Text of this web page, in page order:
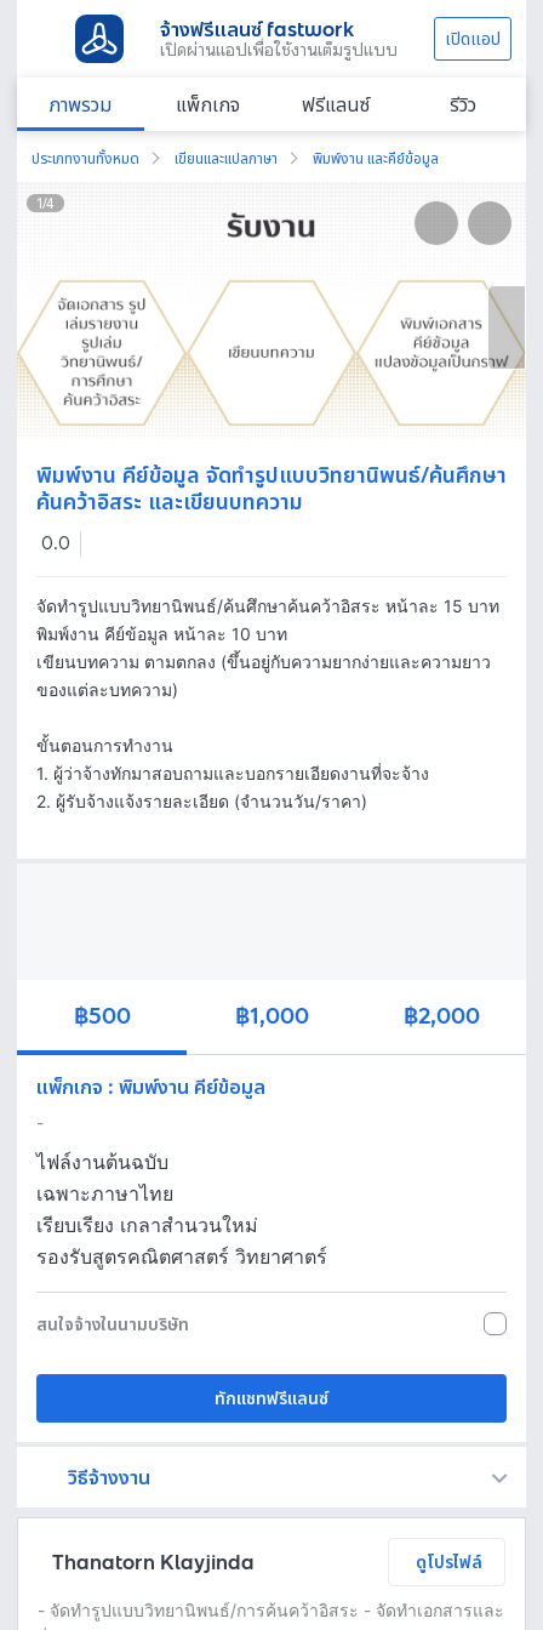
จ้างฟรีแลนซ์ fastwork
เปิดผ่านแอปเพื่อใช้งานเต็มรูปแบบ เปิดแอป
ภาพรวม แพ็กเกจ ฟรีแลนซ์ รีวิว
ประเภทงานทั้งหมด เขียนและแปลภาษา พิมพ์งาน และคีย์ข้อมูล
1/4
พิมพ์งาน คีย์ข้อมูล จัดทำรูปแบบวิทยานิพนธ์/ค้นศึกษา
ค้นคว้าอิสระ และเขียนบทความ
0.0
จัดทำรูปแบบวิทยานิพนธ์/ค้นศึกษาค้นคว้าอิสระ หน้าละ 15 บาท
พิมพ์งาน คีย์ข้อมูล หน้าละ 10 บาท
เขียนบทความ ตามตกลง (ขึ้นอยู่กับความยากง่ายและความยาว
ของแต่ละบทความ)
ขั้นตอนการทำงาน
1. ผู้ว่าจ้างทักมาสอบถามและบอกรายเอียดงานที่จะจ้าง
2. ผู้รับจ้างแจ้งรายละเอียด (จำนวนวัน/ราคา)
฿500 ฿1,000 ฿2,000
แพ็กเกจ : พิมพ์งาน คีย์ข้อมูล
-
ไฟล์งานต้นฉบับ
เฉพาะภาษาไทย
เรียบเรียง เกลาสำนวนใหม่
รองรับสูตรคณิตศาสตร์ วิทยาศาตร์
สนใจจ้างในนามบริษัท
ทักแชทฟรีแลนซ์
วิธีจ้างงาน
Thanatorn Klayjinda ดูโปรไฟล์
- จัดทำรูปแบบวิทยานิพนธ์/การค้นคว้าอิสระ - จัดทำเอกสารและ